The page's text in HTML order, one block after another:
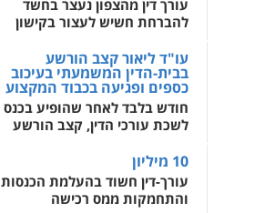
עו"ד יניב זוסמן
חמורה מעצרים וחקירות
0525199949
פלילי
צווארון לבן מעצרים
0543326767
שירותים מקצועיים לעורכי
דין
0504062539
עו"ד ד"ר אבי שקד
עבירות כלכליות הלבנת
הון חילוטים עבירות
0544385337
איתי חקירות –
שירותים לעורכי דין
עורך דין מהצפון נעצר בחשד
להברחת חשיש לעצור בקישון
עו"ד ליאור קצב הורשע
בבית-הדין המשמעתי בעיכוב
כספים ופגיעה בכבוד המקצוע
חודש בלבד לאחר שהופיע בכנס
לשכת עורכי הדין, קצב הורשע
10 מיליון
עורך-דין חשוד בהעלמת הכנסות
והתחמקות ממס רכישה